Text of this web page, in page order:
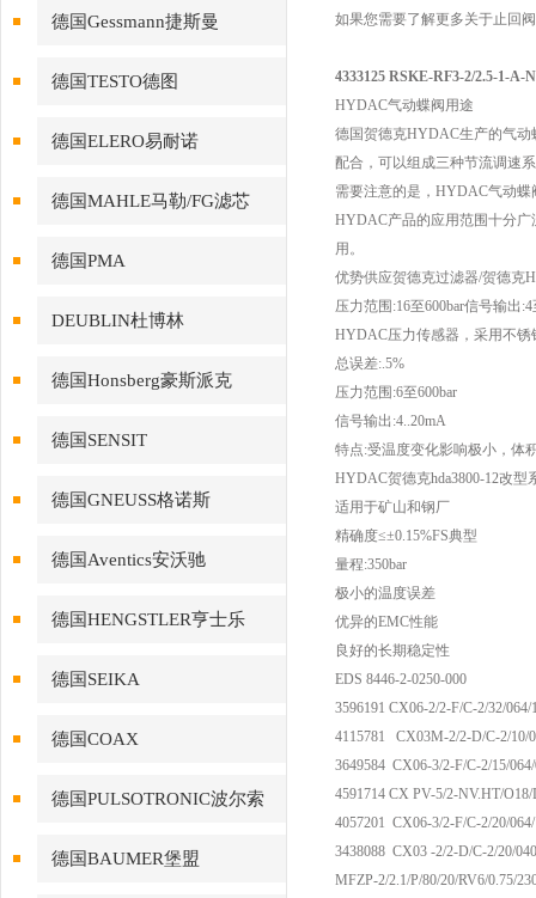
德国Gessmann捷斯曼
德国TESTO德图
德国ELERO易耐诺
德国MAHLE马勒/FG滤芯
德国PMA
DEUBLIN杜博林
德国Honsberg豪斯派克
德国SENSIT
德国GNEUSS格诺斯
德国Aventics安沃驰
德国HENGSTLER亨士乐
德国SEIKA
德国COAX
德国PULSOTRONIC波尔索
德国BAUMER堡盟
如果您需要了解更多关于止回
4333125 RSKE-RF3-2/2.5-1-A-
HYDAC气动蝶阀用途
德国贺德克HYDAC生产的气
配合，可以组成三种节流调速
需要注意的是，HYDAC气动
HYDAC产品的应用范围十分
用。
优势供应贺德克过滤器/贺德克
压力范围:16至600bar信号输出
HYDAC压力传感器，采用不锈
总误差:.5%
压力范围:6至600bar
信号输出:4..20mA
特点:受温度变化影响极小，体
HYDAC贺德克hda3800-12改
适用于矿山和钢厂
精确度≤±0.15%FS典型
量程:350bar
极小的温度误差
优异的EMC性能
良好的长期稳定性
EDS 8446-2-0250-000
3596191 CX06-2/2-F/C-2/32/
4115781 CX03M-2/2-D/C-2/10/
3649584 CX06-3/2-F/C-2/15/
4591714 CX PV-5/2-NV.HT/
4057201 CX06-3/2-F/C-2/20/
3438088 CX03 -2/2-D/C-2/20/
MFZP-2/2.1/P/80/20/RV6/0.75/